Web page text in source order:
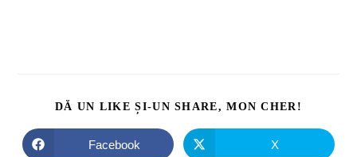
DĂ UN LIKE ȘI-UN SHARE, MON CHER!
Facebook X